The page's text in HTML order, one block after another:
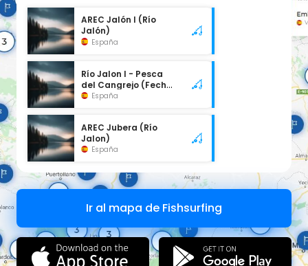
AREC Jalón I (Río
Jalón)
España
Río Jalon I - Pesca
del Cangrejo (Fecha
Especial)
España
AREC Jubera (Río
Jalon)
España
Ir al mapa de Fishsurfing